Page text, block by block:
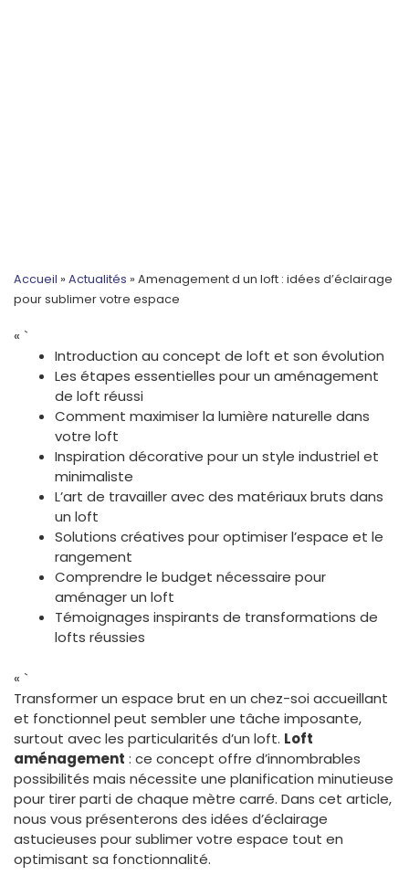
Accueil » Actualités » Amenagement d un loft : idées d’éclairage
pour sublimer votre espace
« `
Introduction au concept de loft et son évolution
Les étapes essentielles pour un aménagement
de loft réussi
Comment maximiser la lumière naturelle dans
votre loft
Inspiration décorative pour un style industriel et
minimaliste
L’art de travailler avec des matériaux bruts dans
un loft
Solutions créatives pour optimiser l’espace et le
rangement
Comprendre le budget nécessaire pour
aménager un loft
Témoignages inspirants de transformations de
lofts réussies
« `
Transformer un espace brut en un chez-soi accueillant
et fonctionnel peut sembler une tâche imposante,
surtout avec les particularités d’un loft. Loft
aménagement : ce concept offre d’innombrables
possibilités mais nécessite une planification minutieuse
pour tirer parti de chaque mètre carré. Dans cet article,
nous vous présenterons des idées d’éclairage
astucieuses pour sublimer votre espace tout en
optimisant sa fonctionnalité.